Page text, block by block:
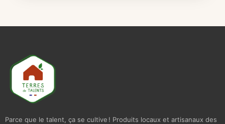
Parce que le talent, ça se cultive ! Produits locaux et artisanaux des